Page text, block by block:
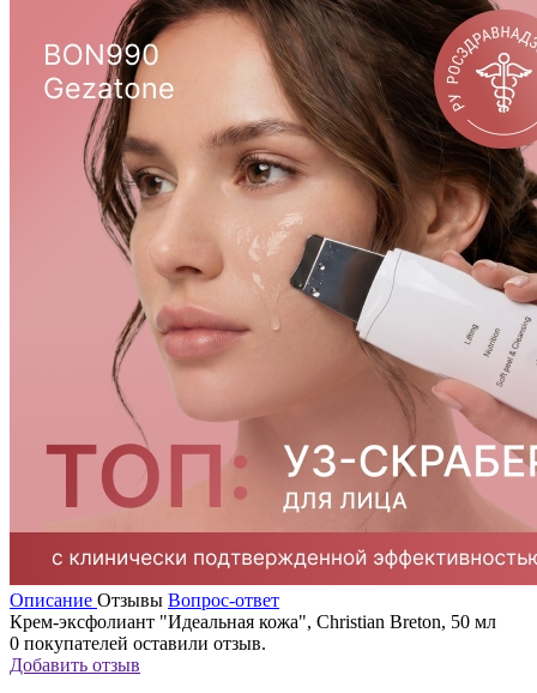
Описание Отзывы Вопрос-ответ
Крем-эксфолиант "Идеальная кожа", Christian Breton, 50 мл
0 покупателей оставили отзыв.
Добавить отзыв